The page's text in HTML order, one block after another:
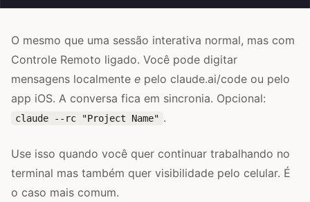
O mesmo que uma sessão interativa normal, mas com
Controle Remoto ligado. Você pode digitar
mensagens localmente e pelo claude.ai/code ou pelo
app iOS. A conversa fica em sincronia. Opcional:
claude --rc "Project Name" .
Use isso quando você quer continuar trabalhando no
terminal mas também quer visibilidade pelo celular. É
o caso mais comum.